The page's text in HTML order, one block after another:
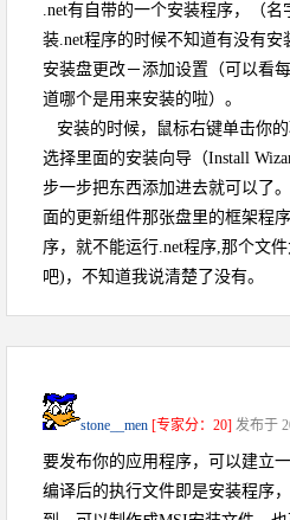
.net有自带的一个安装程序，（
装.net程序的时候不知道有没有
安装盘更改－添加设置（可以看
道哪个是用来安装的啦）。
安装的时候，鼠标右键单击你的
选择里面的安装向导（Install
步一步把东西添加进去就可以了
面的更新组件那张盘里的框架程
序，就不能运行.net程序,那个文
吧)，不知道我说清楚了没有。
stone__men [专家分：20] 发布于
要发布你的应用程序，可以建立
编译后的执行文件即是安装程序